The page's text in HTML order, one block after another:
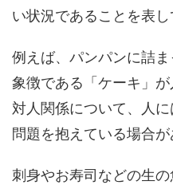
い状況であることを表し
例えば、パンパンに詰
象徴である「ケーキ」
対人関係について、人
問題を抱えている場合が
刺身やお寿司などの生